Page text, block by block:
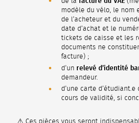
modèle du vélo, le nom
de l’acheteur et du
date d’achat et le
tickets de caisse et les
documents ne
facture) ;
d’un relevé d’identité
demandeur.
d’une carte d’étudiant.e
cours de validité, si
⚠️ Ces pièces vous seront